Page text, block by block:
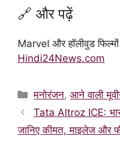
🔗 और पढ़ें
Marvel और हॉलीवुड
Hindi24News.com
Categories
मनोरंजन,आने वाली
Tata Altroz ICE:
जानिए कीमत, माइलेज और